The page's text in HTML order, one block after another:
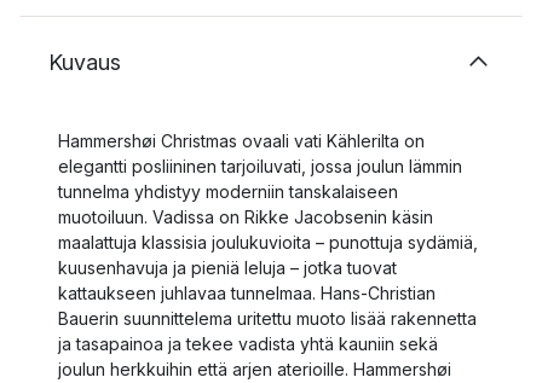
Kuvaus
Hammershøi Christmas ovaali vati Kählerilta on
elegantti posliininen tarjoiluvati, jossa joulun lämmin
tunnelma yhdistyy moderniin tanskalaiseen
muotoiluun. Vadissa on Rikke Jacobsenin käsin
maalattuja klassisia joulukuvioita – punottuja sydämiä,
kuusenhavuja ja pieniä leluja – jotka tuovat
kattaukseen juhlavaa tunnelmaa. Hans-Christian
Bauerin suunnittelema uritettu muoto lisää rakennetta
ja tasapainoa ja tekee vadista yhtä kauniin sekä
joulun herkkuihin että arjen aterioille. Hammershøi